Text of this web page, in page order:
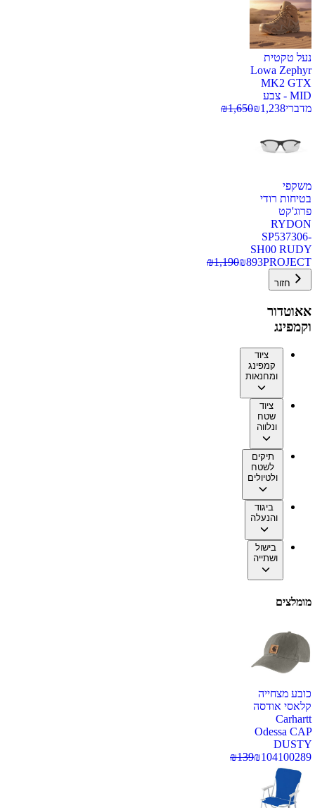
נעל טקטית
Lowa Zephyr
MK2 GTX
MID - צבע
מדברי
₪1,238
₪1,650
משקפי
בטיחות רודי
פרוג'קט
RYDON
SP537306-
SH00 RUDY
PROJECT
₪893
₪1,190
חזור
אאוטדור
וקמפינג
ציוד
קמפינג
ומחנאות
ציוד
שטח
ונלווה
תיקים
לשטח
ולטיולים
ביגוד
והנעלה
בישול
ושתייה
מומלצים
כובע מצחייה
קלאסי אודסה
Carhartt
Odessa CAP
DUSTY
100289
₪104
₪139